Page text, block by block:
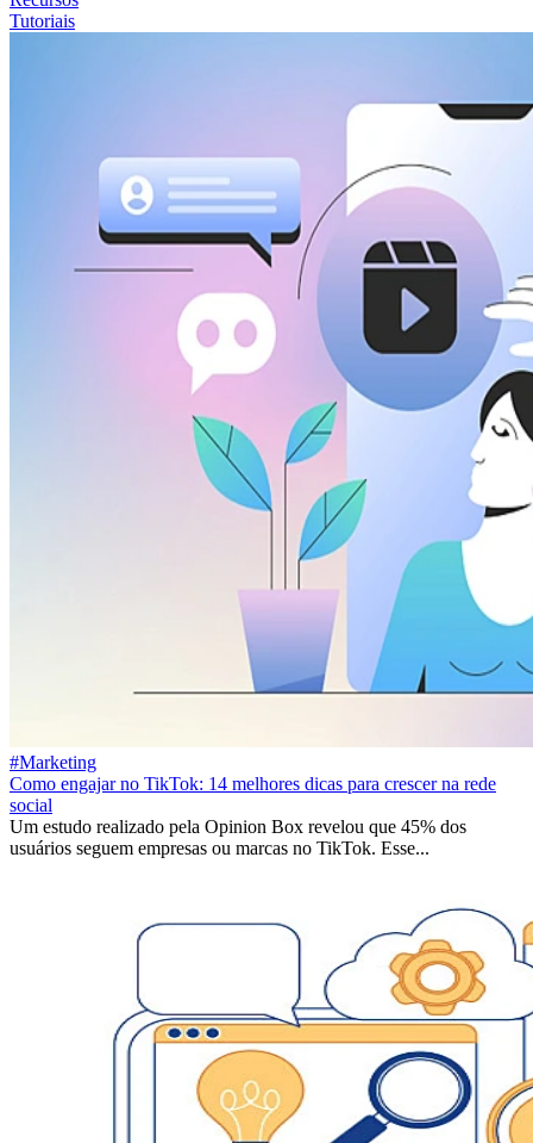
Tutoriais
#Marketing
Como engajar no TikTok: 14 melhores dicas para crescer na rede
social
Um estudo realizado pela Opinion Box revelou que 45% dos
usuários seguem empresas ou marcas no TikTok. Esse...